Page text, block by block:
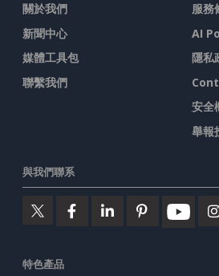
關於我們
新聞中心
媒體工具包
聯繫我們
服務
AI
隱私
安全
舉報
與我們聯系
特色產品